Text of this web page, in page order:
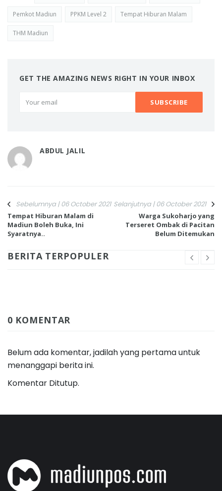
Pemkot Madiun PPKM Level 2 Tempat Hiburan Malam
THM Madiun
GET THE AMAZING NEWS RIGHT IN YOUR INBOX
ABDUL JALIL
Sebelumnya | 06 October 2021
Tempat Hiburan Malam di
Madiun Boleh Buka, Ini
Syaratnya..
Selanjutnya | 06 October 2021
Warga Sukoharjo yang
Terseret Ombak di Pacitan
Belum Ditemukan
BERITA TERPOPULER
0 KOMENTAR
Belum ada komentar, jadilah yang pertama untuk
menanggapi berita ini.
Komentar Ditutup.